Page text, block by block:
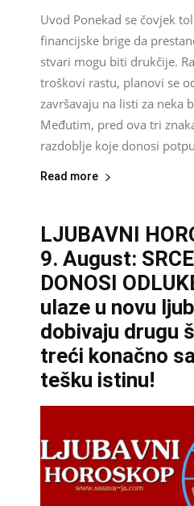
Uvod Ponekad se čovjek
financijske brige da
stvari mogu biti drukčije.
troškovi rastu, planovi se
završavaju na listi za neka
Međutim, pred ova tri
razdoblje koje donosi
Read more
LJUBAVNI
9. August:
DONOSI
ulaze u novu
dobivaju drugu
treći konačno
tešku istinu!